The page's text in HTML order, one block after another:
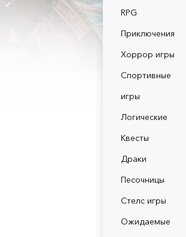
RPG
Приключения
Хоррор игры
Спортивные
игры
Логические
Квесты
Драки
Песочницы
Стелс игры
Ожидаемые